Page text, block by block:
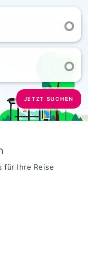
JETZT SUCHEN
für Ihre Reise